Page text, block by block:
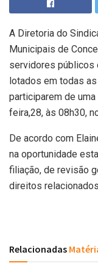
A Diretoria do
Municipais de
servidores públicos
lotados em todas
participarem de
feira,28, às 08h30,
De acordo com
na oportunidade
filiação, de revisão
direitos
Relacionadas